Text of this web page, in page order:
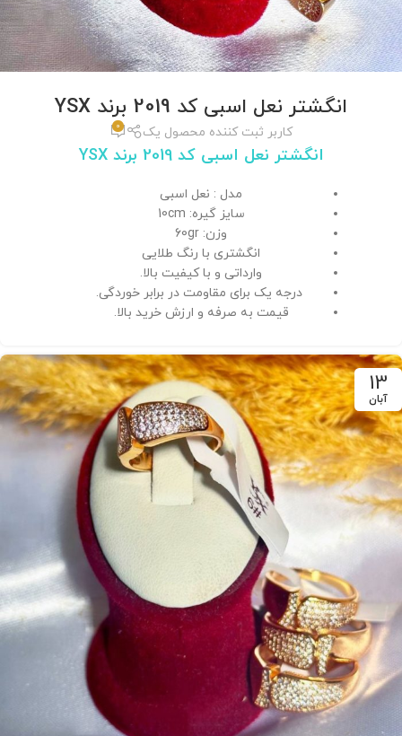
انگشتر نعل اسبی کد 2019 برند YSX
کاربر ثبت کننده محصول یک 0
انگشتر نعل اسبی کد 2019 برند YSX
مدل : نعل اسبی
سایز گیره: 10cm
وزن: 60gr
انگشتری با رنگ طلایی
وارداتی و با کیفیت بالا.
درجه یک برای مقاومت در برابر خوردگی.
قیمت به صرفه و ارزش خرید بالا.
13
آبان